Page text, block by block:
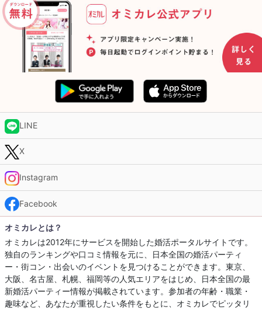
LINE
X
Instagram
Facebook
オミカレとは？
オミカレは2012年にサービスを開始した婚活ポータルサイトです。
独自のランキングや口コミ情報を元に、日本全国の婚活パーティ
ー・街コン・出会いのイベントを見つけることができます。東京、
大阪、名古屋、札幌、福岡等の人気エリアをはじめ、日本全国の最
新婚活パーティー情報が掲載されています。参加者の年齢・職業・
趣味など、あなたが重視したい条件をもとに、オミカレでピッタリ